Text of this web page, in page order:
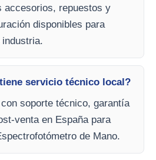
accesorios, repuestos y
disponibles para
servicio técnico local?
soporte técnico, garantía
venta en España para
de Mano.